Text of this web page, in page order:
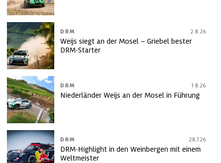
DRM 2.8.26
Weijs siegt an der Mosel – Griebel bester
DRM-Starter
DRM 1.8.26
Niederländer Weijs an der Mosel in Führung
DRM 28.7.26
DRM-Highlight in den Weinbergen mit einem
Weltmeister